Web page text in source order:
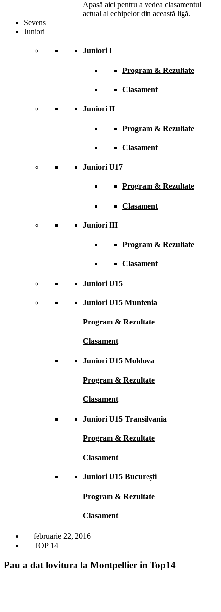
Apasă aici pentru a vedea clasamentul
actual al echipelor din această ligă.
Sevens
Juniori
Juniori I
Program & Rezultate
Clasament
Juniori II
Program & Rezultate
Clasament
Juniori U17
Program & Rezultate
Clasament
Juniori III
Program & Rezultate
Clasament
Juniori U15
Juniori U15 Muntenia
Program & Rezultate
Clasament
Juniori U15 Moldova
Program & Rezultate
Clasament
Juniori U15 Transilvania
Program & Rezultate
Clasament
Juniori U15 București
Program & Rezultate
Clasament
februarie 22, 2016
TOP 14
Pau a dat lovitura la Montpellier in Top14